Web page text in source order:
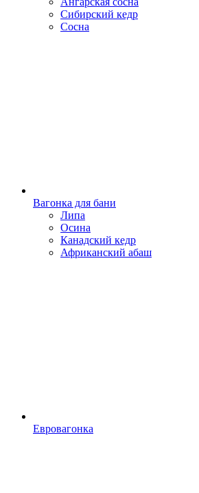
Сибирский кедр
Сосна
Вагонка для бани
Липа
Осина
Канадский кедр
Африканский абаш
Евровагонка